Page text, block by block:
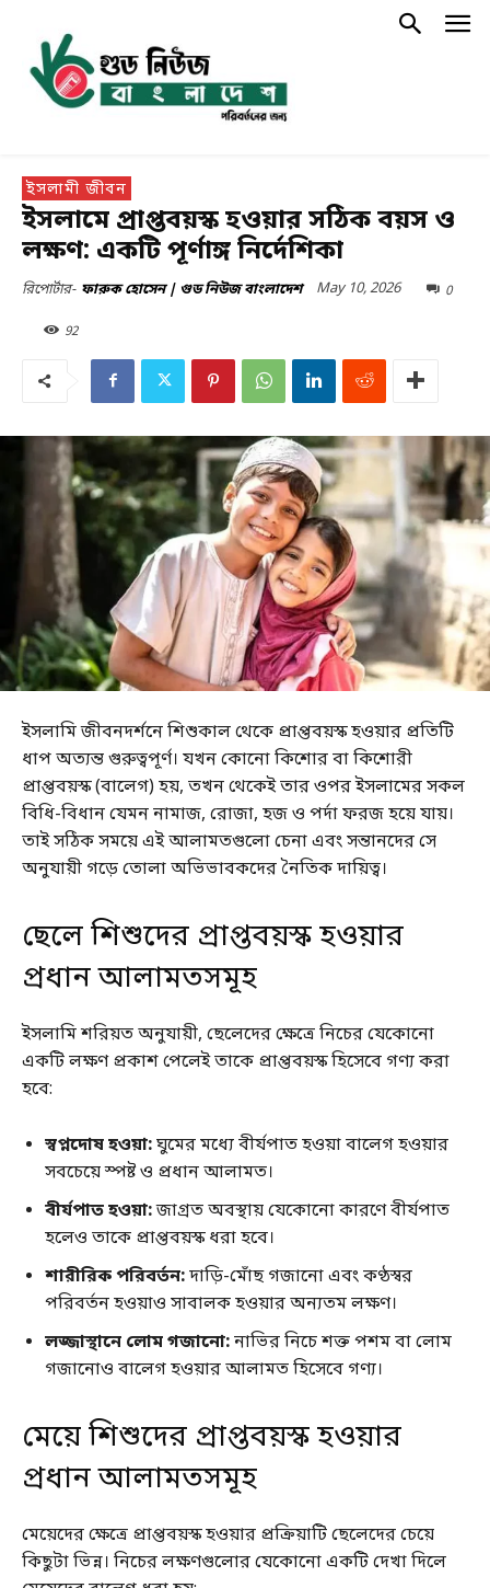
ইসলামী জীবন
ইসলামে প্রাপ্তবয়স্ক হওয়ার সঠিক বয়স ও
লক্ষণ: একটি পূর্ণাঙ্গ নির্দেশিকা
রিপোর্টার- ফারুক হোসেন | গুড নিউজ বাংলাদেশ May 10, 2026 0
92
ইসলামি জীবনদর্শনে শিশুকাল থেকে প্রাপ্তবয়স্ক হওয়ার প্রতিটি
ধাপ অত্যন্ত গুরুত্বপূর্ণ। যখন কোনো কিশোর বা কিশোরী
প্রাপ্তবয়স্ক (বালেগ) হয়, তখন থেকেই তার ওপর ইসলামের সকল
বিধি-বিধান যেমন নামাজ, রোজা, হজ ও পর্দা ফরজ হয়ে যায়।
তাই সঠিক সময়ে এই আলামতগুলো চেনা এবং সন্তানদের সে
অনুযায়ী গড়ে তোলা অভিভাবকদের নৈতিক দায়িত্ব।
ছেলে শিশুদের প্রাপ্তবয়স্ক হওয়ার
প্রধান আলামতসমূহ
ইসলামি শরিয়ত অনুযায়ী, ছেলেদের ক্ষেত্রে নিচের যেকোনো
একটি লক্ষণ প্রকাশ পেলেই তাকে প্রাপ্তবয়স্ক হিসেবে গণ্য করা
হবে:
স্বপ্নদোষ হওয়া:ঘুমের মধ্যে বীর্যপাত হওয়া বালেগ হওয়ার
সবচেয়ে স্পষ্ট ও প্রধান আলামত।
বীর্যপাত হওয়া:জাগ্রত অবস্থায় যেকোনো কারণে বীর্যপাত
হলেও তাকে প্রাপ্তবয়স্ক ধরা হবে।
শারীরিক পরিবর্তন:দাড়ি-মোঁছ গজানো এবং কণ্ঠস্বর
পরিবর্তন হওয়াও সাবালক হওয়ার অন্যতম লক্ষণ।
লজ্জাস্থানে লোম গজানো:নাভির নিচে শক্ত পশম বা লোম
গজানোও বালেগ হওয়ার আলামত হিসেবে গণ্য।
মেয়ে শিশুদের প্রাপ্তবয়স্ক হওয়ার
প্রধান আলামতসমূহ
মেয়েদের ক্ষেত্রে প্রাপ্তবয়স্ক হওয়ার প্রক্রিয়াটি ছেলেদের চেয়ে
কিছুটা ভিন্ন। নিচের লক্ষণগুলোর যেকোনো একটি দেখা দিলে